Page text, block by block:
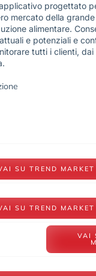
progettato
mercato della
alimentare.
e potenziali e
tutti i clienti,
SU TREND MARKET
SU TREND MARKET
VAI